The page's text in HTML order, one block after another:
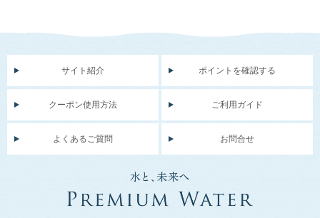
サイト紹介 ポイントを確認する
クーポン使用方法 ご利用ガイド
よくあるご質問 お問合せ